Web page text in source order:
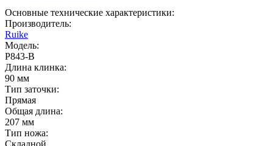
Основные технические характеристики:
Производитель:
Ruike
Модель:
P843-B
Длина клинка:
90 мм
Тип заточки:
Прямая
Общая длина:
207 мм
Тип ножа: